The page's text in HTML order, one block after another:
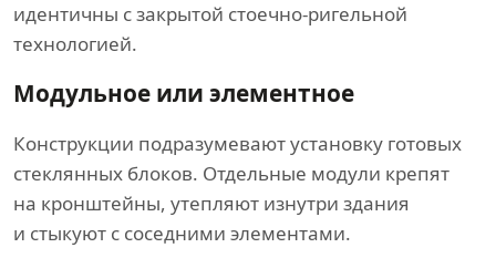
идентичны с закрытой стоечно-ригельной
технологией.
Модульное или элементное
Конструкции подразумевают установку готовых
стеклянных блоков. Отдельные модули крепят
на кронштейны, утепляют изнутри здания
и стыкуют с соседними элементами.